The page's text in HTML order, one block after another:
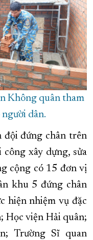
Không quân tham
dân.
đội đứng chân trên
xây dựng, sửa
cộng có 15 đơn vị
khu 5 đứng chân
hiện nhiệm vụ đặc
Học viện Hải quân;
Trường Sĩ quan